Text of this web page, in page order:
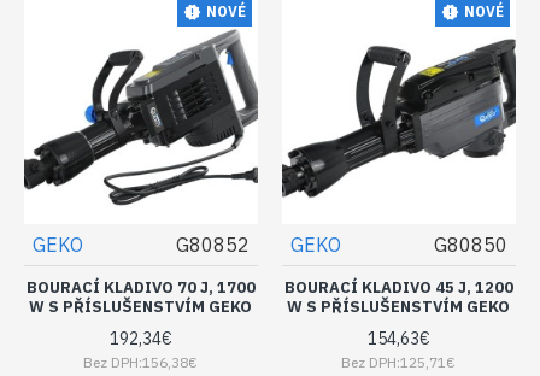
NOVÉ
GEKO G80852
BOURACÍ KLADIVO 70 J, 1700
W S PŘÍSLUŠENSTVÍM GEKO
192,34€
Bez DPH:156,38€
NOVÉ
GEKO G80850
BOURACÍ KLADIVO 45 J, 1200
W S PŘÍSLUŠENSTVÍM GEKO
154,63€
Bez DPH:125,71€